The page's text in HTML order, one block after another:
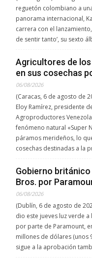
reguetón colombiano a
panorama internacional,
carrera con el
de sentir tanto’, su sexto
Agricultores de
en sus cosechas
06/08/2026
(Caracas, 6 de agosto de
Eloy Ramírez, presidente
Agroproductores
fenómeno natural «Super
páramos merideños, lo
cosechas destinadas a la
Gobierno
Bros. por
06/08/2026
(Dublín, 6 de agosto de
dio este jueves luz verde
por parte de Paramount,
millones de dólares (unos
sigue a la aprobación